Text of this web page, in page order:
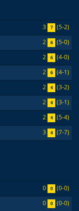
3 7
(5-2)
2 6
(5-0)
2 6
(4-0)
2 6
(4-1)
2 4
(3-2)
2 4
(3-1)
2 4
(5-4)
3 4 (7-7)
0 0
(0-0)
0 0
(0-0)